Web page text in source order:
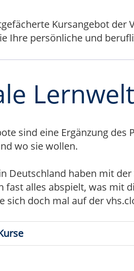
Kursangebot
Ihre persönliche und
sind eine Ergänzung
wo sie wollen.
Deutschland haben mit
fast alles abspielt, was mit
sich doch mal auf der